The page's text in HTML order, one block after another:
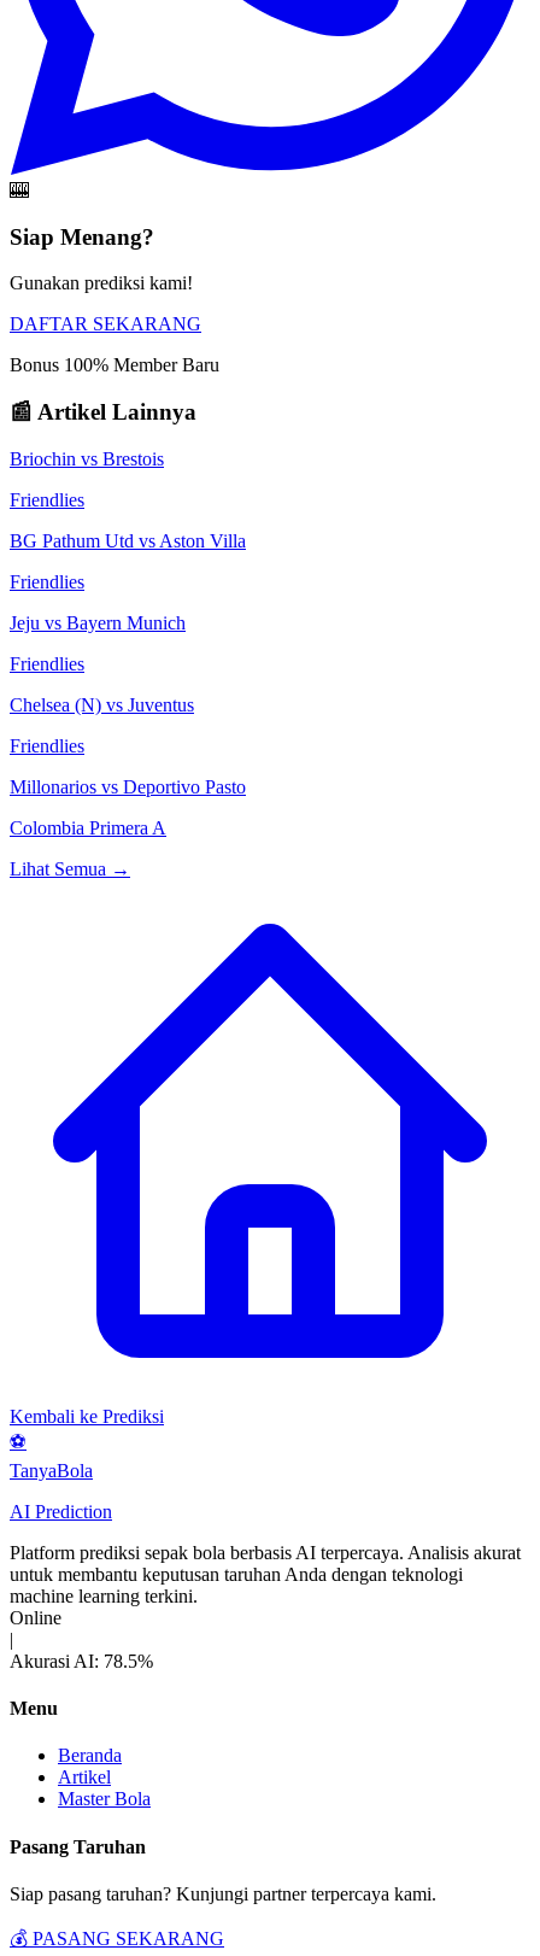
🎰
Siap Menang?
Gunakan prediksi kami!
DAFTAR SEKARANG
Bonus 100% Member Baru
📰 Artikel Lainnya
Briochin vs Brestois
Friendlies
BG Pathum Utd vs Aston Villa
Friendlies
Jeju vs Bayern Munich
Friendlies
Chelsea (N) vs Juventus
Friendlies
Millonarios vs Deportivo Pasto
Colombia Primera A
Lihat Semua →
Kembali ke Prediksi
⚽
TanyaBola
AI Prediction
Platform prediksi sepak bola berbasis AI terpercaya. Analisis akurat
untuk membantu keputusan taruhan Anda dengan teknologi
machine learning terkini.
Online
|
Akurasi AI: 78.5%
Menu
Beranda
Artikel
Master Bola
Pasang Taruhan
Siap pasang taruhan? Kunjungi partner terpercaya kami.
💰 PASANG SEKARANG